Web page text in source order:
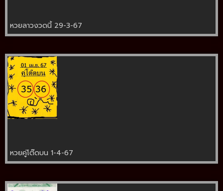
หวยลาวงวดนี้ 29-3-67
หวยคู่โต๊ดบน 1-4-67